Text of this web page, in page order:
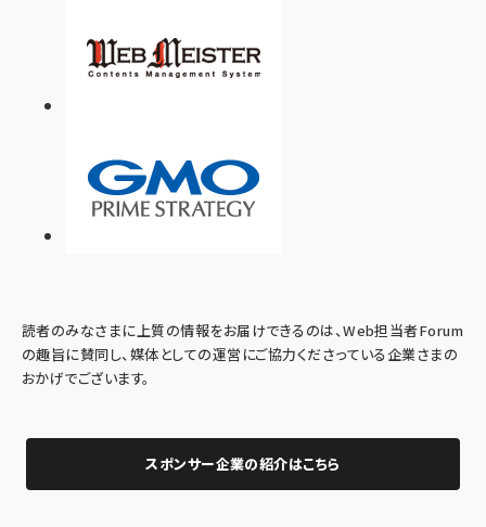
読者のみなさまに上質の情報をお届けできるのは、Web担当者Forum
の趣旨に賛同し、媒体としての運営にご協力くださっている企業さまの
おかげでございます。
スポンサー企業の紹介はこちら